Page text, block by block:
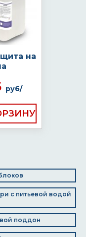
на
руб/
с питьевой водой
поддон